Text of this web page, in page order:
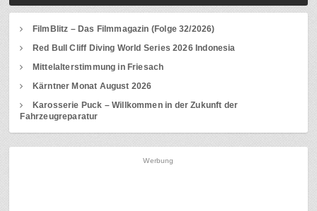
FilmBlitz – Das Filmmagazin (Folge 32/2026)
Red Bull Cliff Diving World Series 2026 Indonesia
Mittelalterstimmung in Friesach
Kärntner Monat August 2026
Karosserie Puck – Willkommen in der Zukunft der
Fahrzeugreparatur
Werbung